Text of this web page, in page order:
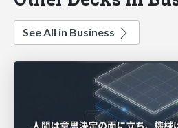
See All in Business